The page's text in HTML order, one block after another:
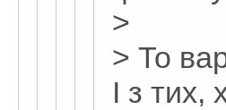
>
> То
І з тих,